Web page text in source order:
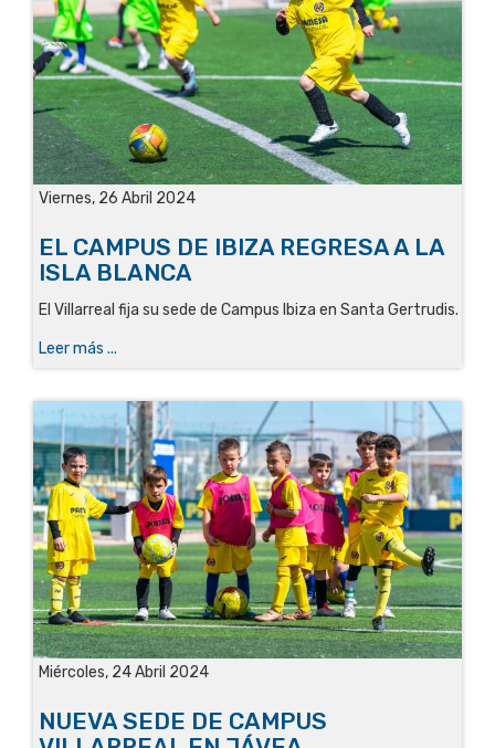
Viernes, 26 Abril 2024
EL CAMPUS DE IBIZA REGRESA A LA
ISLA BLANCA
El Villarreal fija su sede de Campus Ibiza en Santa Gertrudis.
Leer más ...
Miércoles, 24 Abril 2024
NUEVA SEDE DE CAMPUS